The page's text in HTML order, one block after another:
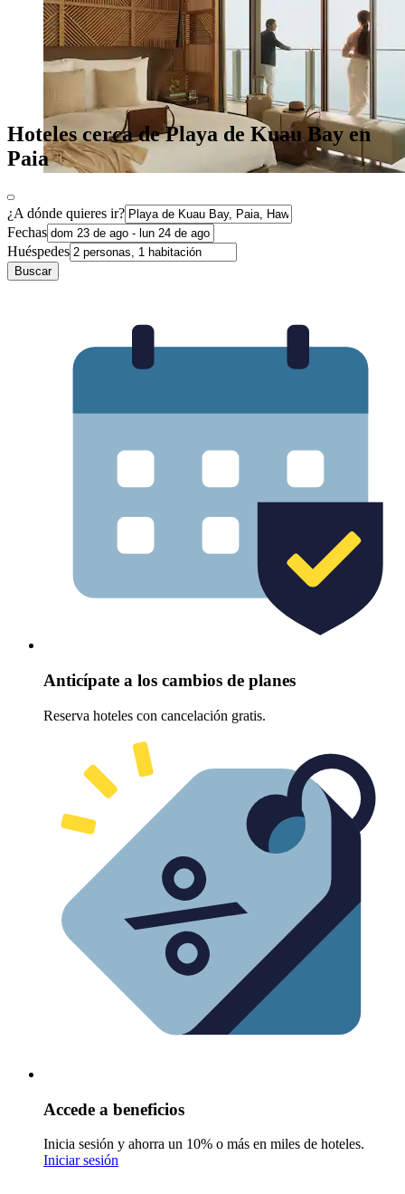
Hoteles cerca de Playa de Kuau Bay en
Paia
¿A dónde quieres ir?
Fechas
Huéspedes
Buscar
Anticípate a los cambios de planes
Reserva hoteles con cancelación gratis.
Accede a beneficios
Inicia sesión y ahorra un 10% o más en miles de hoteles.
Iniciar sesión